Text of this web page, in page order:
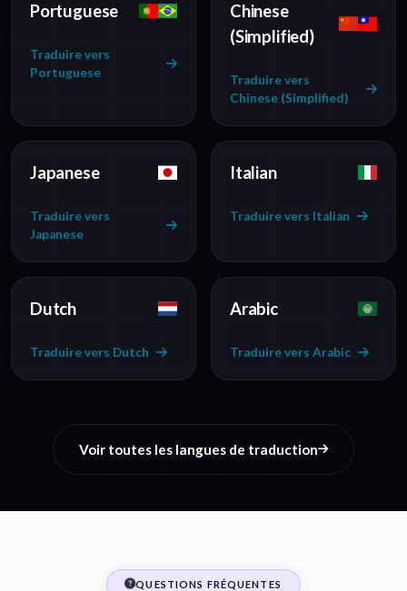
Portuguese
Traduire vers
Portuguese
Chinese
(Simplified)
Traduire vers
Chinese (Simplified)
Japanese
Traduire vers
Japanese
Italian
Traduire vers Italian
Dutch
Traduire vers Dutch
Arabic
Traduire vers Arabic
Voir toutes les langues de traduction
QUESTIONS FRÉQUENTES